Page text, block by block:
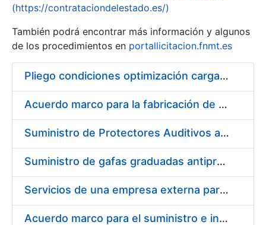
Mostra/Amaga
(https://contrataciondelestado.es/)
También podrá encontrar más información y algunos
de los procedimientos en portallicitacion.fnmt.es
Pliego condiciones optimización cargas compras firmado
Acuerdo marco para la fabricación de piezas
Suministro de Protectores Auditivos a medida para las personas trabajadoras de los Centros de Trabajo de Madrid y Burgos
Suministro de gafas graduadas antiproyecciones para los trabajadores de la FNMT-RCM en los centros de trabajo de Madrid y Burgos
Servicios de una empresa externa para el asesoramiento y resolución de los recursos de alzada que se presentan relacionados con procesos de selección para la FNMT-RCM
Acuerdo marco para el suministro e instalación de persianas, estores y otros complementos